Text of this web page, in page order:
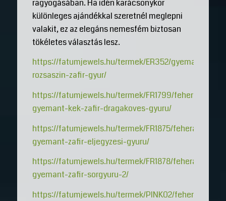
ragyogásában. Ha idén karácsonykor
különleges ajándékkal szeretnél meglepni
valakit, ez az elegáns nemesfém biztosan
tökéletes választás lesz.
https://fatumjewels.hu/termek/ER352/gyemant-
rozsaszin-zafir-gyur/
https://fatumjewels.hu/termek/FR1799/feherarany-
gyemant-kek-zafir-dragakoves-gyuru/
https://fatumjewels.hu/termek/FR1875/feherarany-
gyemant-zafir-eljegyzesi-gyuru/
https://fatumjewels.hu/termek/FR1878/feherarany-
gyemant-zafir-sorgyuru-2/
https://fatumjewels.hu/termek/PINK02/feherarany-